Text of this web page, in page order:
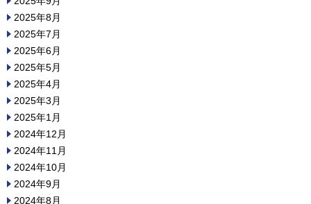
2025年8月
2025年7月
2025年6月
2025年5月
2025年4月
2025年3月
2025年1月
2024年12月
2024年11月
2024年10月
2024年9月
2024年8月